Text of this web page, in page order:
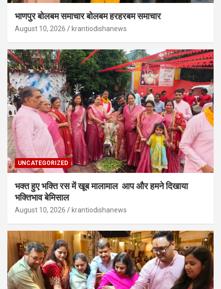
भाणपुर बोलबम समाचार बोलबम हरहरबम समाचार
August 10, 2026 krantiodishanews
UNCATEGORIZED
भक्त हुए भक्ति रस में खूब मालामाल आप और हमने दिखाया
भक्तिभाव बेमिसाल
August 10, 2026 krantiodishanews